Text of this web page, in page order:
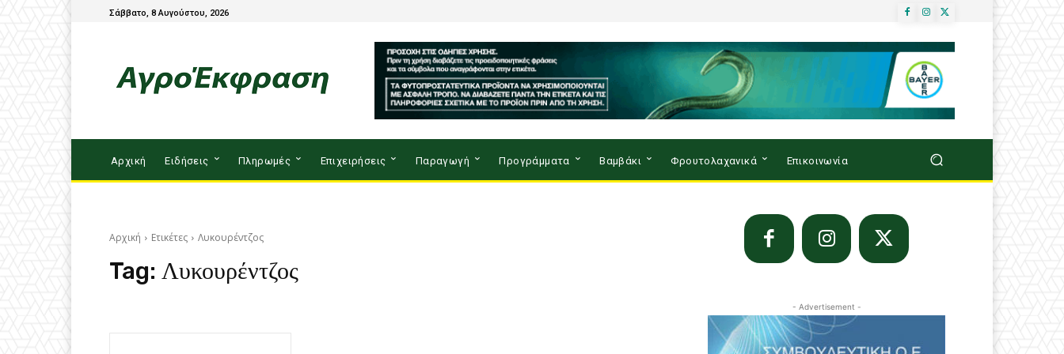
Σάββατο, 8 Αυγούστου, 2026
Αρχική Ειδήσεις Πληρωμές Επιχειρήσεις Παραγωγή Προγράμματα Βαμβάκι Φρουτολαχανικά Επικοινωνία
Αρχική Ετικέτες Λυκουρέντζος
Tag: Λυκουρέντζος
- Advertisement -